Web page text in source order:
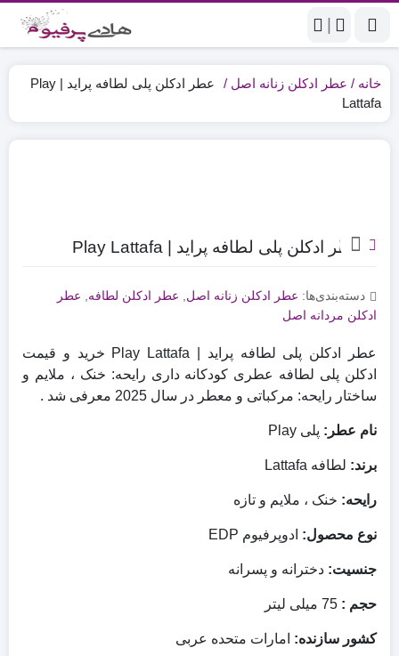
خانه عطر ادکلن زنانه اصل
عطر ادکلن پلی لطافه پراید | Play
Lattafa
عطر ادکلن پلی لطافه پراید | Play Lattafa
دسته‌بندی‌ها: عطر ادکلن زنانه اصل عطر ادکلن لطافه
عطر
ادکلن مردانه اصل
عطر ادکلن پلی لطافه پراید | Play Lattafa خرید و قیمت
ادکلن پلی لطافه عطری کودکانه داری رایحه: خنک ، ملایم و
ساختار رایحه: مرکباتی و معطر در سال 2025 معرفی شد .
نام عطر: پلی Play
برند: لطافه Lattafa
رایحه: خنک ، ملایم و تازه
نوع محصول: ادوپرفیوم EDP
جنسیت: دخترانه و پسرانه
حجم :
کشور سازنده: امارات متحده عربی